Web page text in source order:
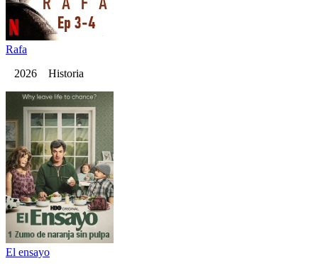
Rafa
2026 Historia
El ensayo